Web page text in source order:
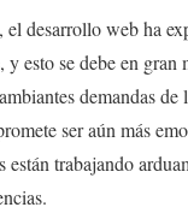
desarrollo web ha
esto se debe en gran
demandas
ser aún más
están trabajando